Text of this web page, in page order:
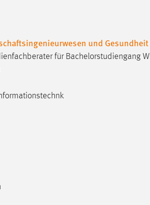
und Gesundheit
für Bachelorstudiengang WI